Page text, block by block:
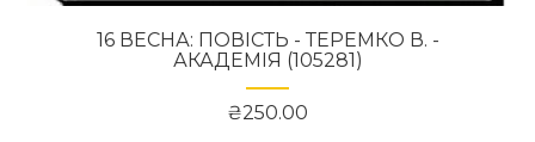
16 ВЕСНА: ПОВІСТЬ - ТЕРЕМКО В. -
АКАДЕМІЯ (105281)
₴250.00